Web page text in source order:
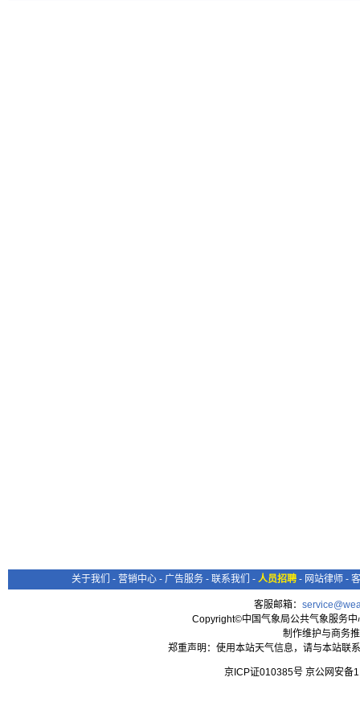
关于我们 - 营销中心 - 广告服务 - 联系我们 - 人员招聘 - 网站律师 -
客服邮箱：
Copyright©中国气象局公共气象服务
制作维护与商务
郑重声明：使用本站天气信息，请与本站联
京ICP证010385号 京公网安备